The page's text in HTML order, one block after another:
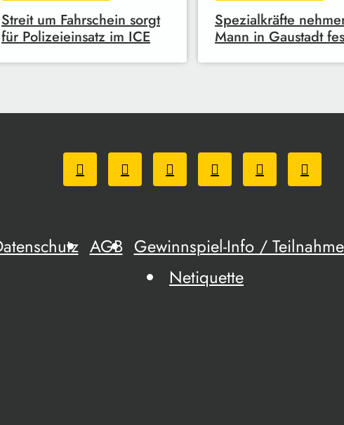
Streit um Fahrschein sorgt
für Polizeieinsatz im ICE
Spezialkräfte
Mann in Gaustadt
AGB Gewinnspiel-Info /
Netiquette